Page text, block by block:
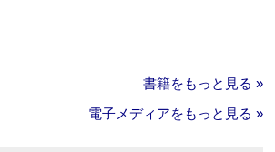
書籍をもっと見る »
電子メディアをもっと見る »